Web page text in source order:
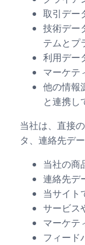
取引デー
技術デー
テムとプ
利用デー
マーケテ
他の情報
と連携し
当社は、直接
タ、連絡先デ
当社の商
連絡先デ
当サイト
サービス
マーケテ
フィード